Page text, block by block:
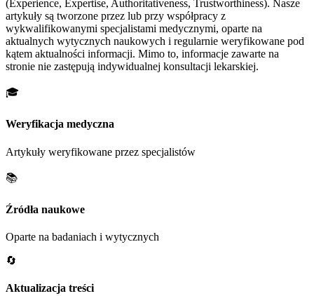
(Experience, Expertise, Authoritativeness, Trustworthiness). Nasze
artykuły są tworzone przez lub przy współpracy z
wykwalifikowanymi specjalistami medycznymi, oparte na
aktualnych wytycznych naukowych i regularnie weryfikowane pod
kątem aktualności informacji. Mimo to, informacje zawarte na
stronie nie zastępują indywidualnej konsultacji lekarskiej.
🎓
Weryfikacja medyczna
Artykuły weryfikowane przez specjalistów
📚
Źródła naukowe
Oparte na badaniach i wytycznych
🔄
Aktualizacja treści